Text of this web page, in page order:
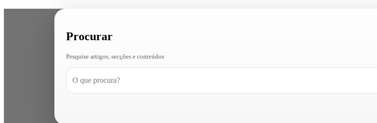
Procurar
Pesquise artigos, secções e conteúdos